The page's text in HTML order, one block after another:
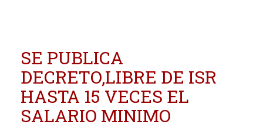
SE PUBLICA
DECRETO,LIBRE DE ISR
HASTA 15 VECES EL
SALARIO MINIMO